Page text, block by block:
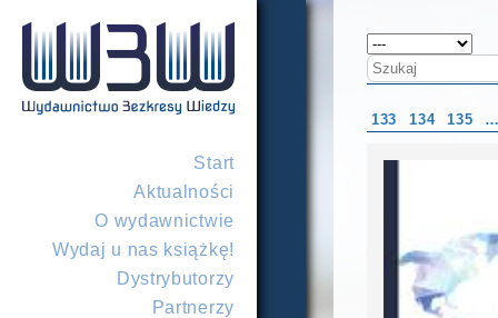
Start
Aktualności
O wydawnictwie
Wydaj u nas książkę!
Dystrybutorzy
Partnerzy
133 134 135